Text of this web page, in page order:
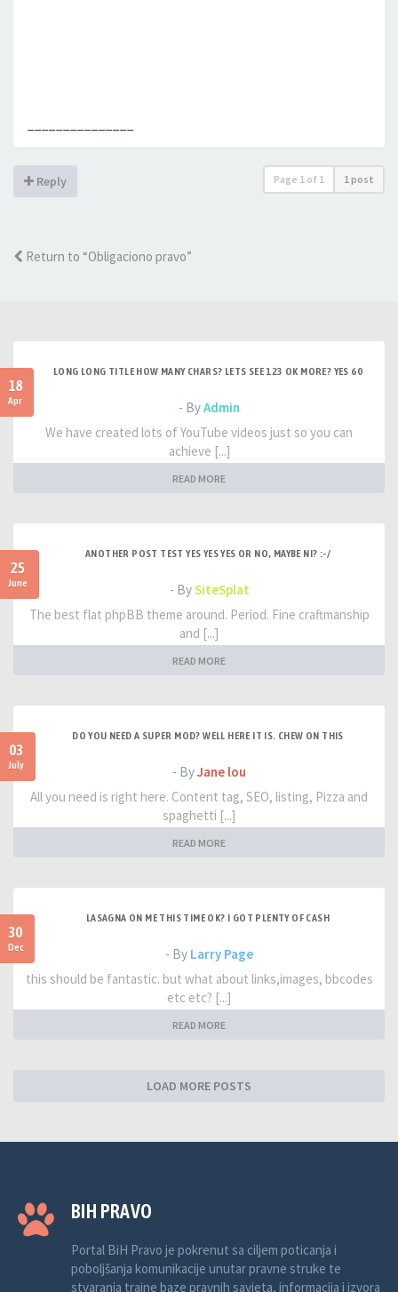
Reply Page 1 of 1 1 post
Return to “Obligaciono pravo”
18
Apr
LONG LONG TITLE HOW MANY CHARS? LETS SEE 123 OK MORE? YES 60
- ByAdmin
We have created lots of YouTube videos just so you can
achieve [...]
READ MORE
25
June
ANOTHER POST TEST YES YES YES OR NO, MAYBE NI? :-/
- BySiteSplat
The best flat phpBB theme around. Period. Fine craftmanship
and [...]
READ MORE
03
July
DO YOU NEED A SUPER MOD? WELL HERE IT IS. CHEW ON THIS
- ByJane lou
All you need is right here. Content tag, SEO, listing, Pizza and
spaghetti [...]
READ MORE
30
Dec
LASAGNA ON ME THIS TIME OK? I GOT PLENTY OF CASH
- By Larry Page
this should be fantastic. but what about links,images, bbcodes
etc etc? [...]
READ MORE
LOAD MORE POSTS
BIH PRAVO
Portal BiH Pravo je pokrenut sa ciljem poticanja i
poboljšanja komunikacije unutar pravne struke te
stvaranja trajne baze pravnih savjeta, informacija i izvora